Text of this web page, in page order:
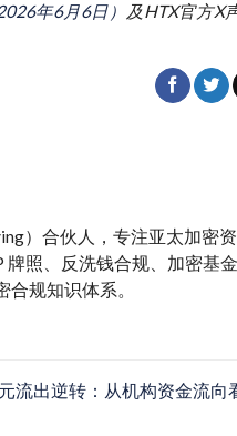
年6月6日） 及HTX官方X
）合伙人，专注亚太加密
牌照、反洗钱合规、加密基
规知识体系。
流出逆转：从机构资金流向